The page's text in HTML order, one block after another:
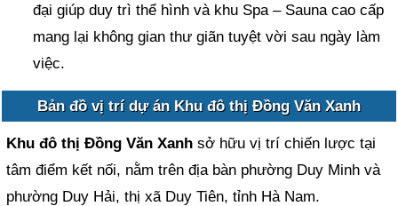
đại giúp duy trì thể hình và khu Spa – Sauna cao cấp
mang lại không gian thư giãn tuyệt vời sau ngày làm
việc.
Bản đồ vị trí dự án Khu đô thị Đồng Văn Xanh
Khu đô thị Đồng Văn Xanh sở hữu vị trí chiến lược tại
tâm điểm kết nối, nằm trên địa bàn phường Duy Minh và
phường Duy Hải, thị xã Duy Tiên, tỉnh Hà Nam.